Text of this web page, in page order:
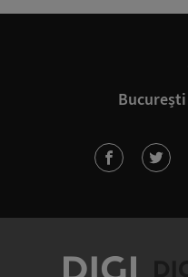
București